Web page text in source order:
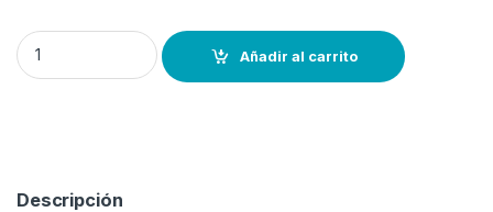
VELETA WIND LATERAL 15 .(37 cm-85 gr) quantity
Añadir al carrito
Descripción